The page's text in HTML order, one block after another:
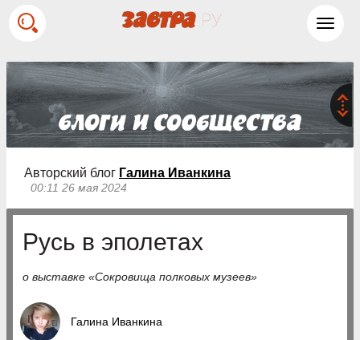
Авторский блог Галина Иванкина
00:11 26 мая 2024
Русь в эполетах
о выставке «Сокровища полковых музеев»
Галина Иванкина